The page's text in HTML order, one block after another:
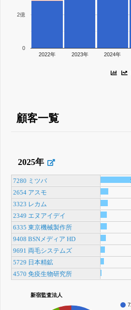
2022年 2023年 2024年
0
2億
顧客一覧
2025年
7280 ミツバ
2654 アスモ
3323 レカム
2349 エヌアイデイ
6335 東京機械製作所
9408 BSNメディア HD
9691 両毛システムズ
5729 日本精鉱
4570 免疫生物研究所
新宿監査法人